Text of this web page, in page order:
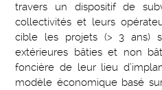
travers un dispositif de
collectivités et leurs
cible les projets (> 3 ans)
extérieures bâties et non
foncière de leur lieu
modèle économique basé